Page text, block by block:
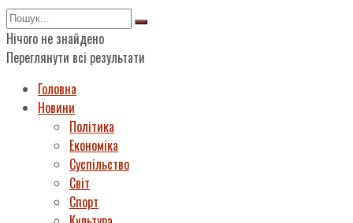
Нічого не знайдено
Переглянути всі результати
Головна
Новини
Політика
Економіка
Суспільство
Світ
Спорт